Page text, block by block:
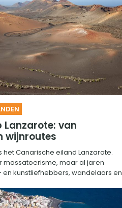
Lanzarote: van
wijnroutes
het Canarische eiland Lanzarote.
massatoerisme, maar al jaren
kunstliefhebbers, wandelaars en